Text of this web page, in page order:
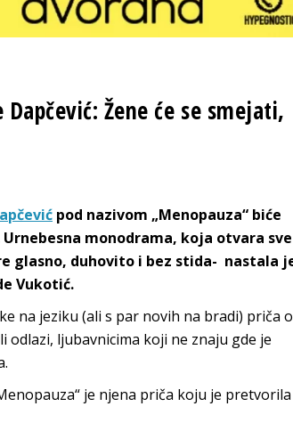
Žene će se smejati,
pod nazivom „Menopauza“ biće
monodrama, koja otvara sve
glasno, duhovito i bez stida- nastala
Vukotić.
na jeziku (ali s par novih na bradi) priča o
odlazi, ljubavnicima koji ne znaju gde je
je njena priča koju je